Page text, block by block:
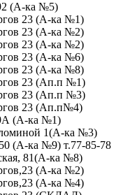
(А-ка №5)
23 (А-ка №1)
23 (А-ка №2)
23 (А-ка №2)
23 (А-ка №6)
23 (А-ка №8)
23 (Ап.п №1)
23 (Ап.п №3)
23 (Ап.п№4)
(А-ка №1)
1(А-ка №3)
(А-ка №9) т.77-85-78
81(А-ка №8)
(А-ка №2)
(А-ка №4)